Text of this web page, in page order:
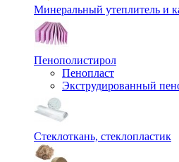
Минеральный утеплитель и
Пенополистирол
Пенопласт
Экструдированный
Стеклоткань, стеклопластик